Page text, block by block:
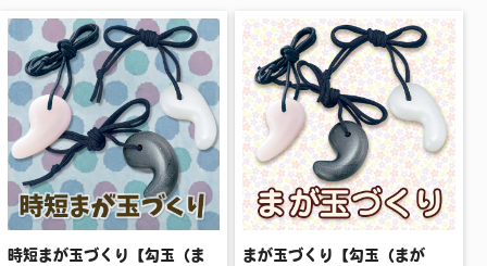
時短まが玉づくり【勾玉（ま
まが玉づくり【勾玉（まが